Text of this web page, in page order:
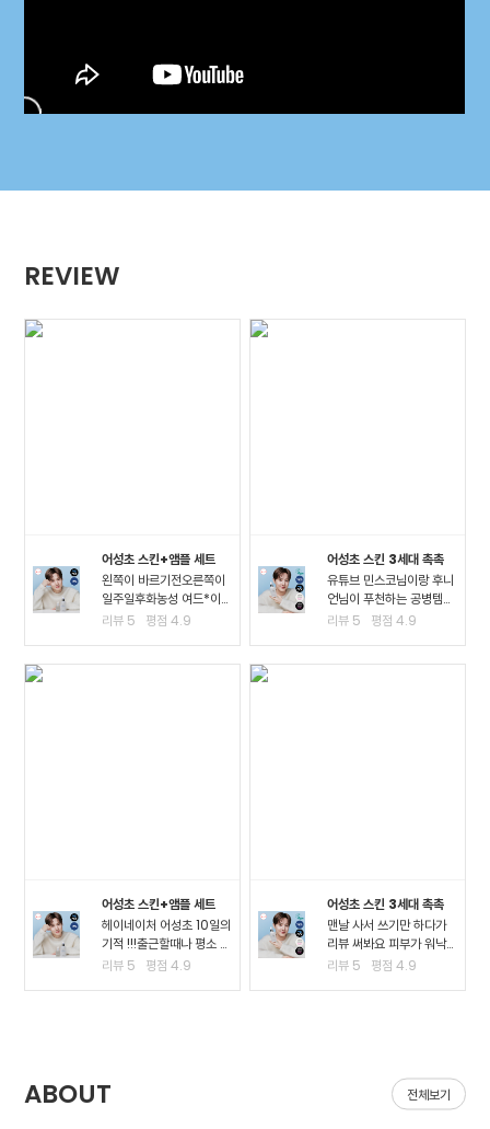
REVIEW
어성초 스킨+앰플 세트
왼쪽이 바르기전오른쪽이
일주일후화농성 여드*이
진짜 많이 진정되고 여드*
리뷰 5 평점4.9
어성초 스킨 3세대 촉촉
유튜브 민스코님이랑 후니
언님이 푸천하는 공병템이
라서 큰 맘먹고 샀는데요!!
리뷰 5 평점4.9
어성초 스킨+앰플 세트
헤이네이처 어성초 10일의
기적 !!!출근할때나 평소 밖
에서 다닐때도 계속 마스
리뷰 5 평점4.9
어성초 스킨 3세대 촉촉
맨날 사서 쓰기만 하다가
리뷰 써봐요 피부가 워낙
여드*성 피부고 툭하면 이
리뷰 5 평점4.9
ABOUT 전체보기